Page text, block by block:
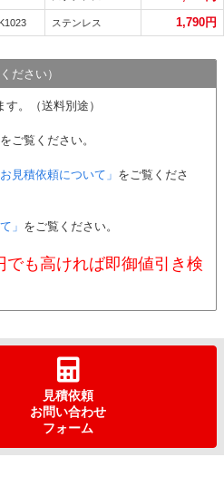
ステンレス 1,790円
ださい）
。（送料別途）
をご覧ください。
見積依頼について」 をご覧くださ
」 をご覧ください。
でも高ければ即御値引き検
見積依頼
お問い合わせ
フォーム